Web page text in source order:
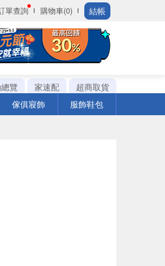
單查詢 購物車(0) 結帳
覽 家速配
超商取貨
傢俱寢飾 服飾鞋包